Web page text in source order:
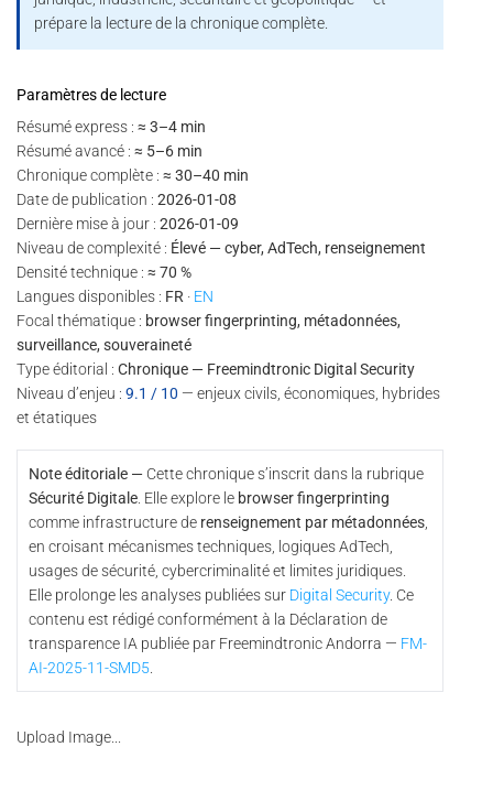
prépare la lecture de la chronique complète.
Paramètres de lecture
Résumé express : ≈ 3–4 min
Résumé avancé : ≈ 5–6 min
Chronique complète : ≈ 30–40 min
Date de publication : 2026-01-08
Dernière mise à jour : 2026-01-09
Niveau de complexité : Élevé — cyber, AdTech, renseignement
Densité technique : ≈ 70 %
Langues disponibles : FR · EN
Focal thématique : browser fingerprinting, métadonnées,
surveillance, souveraineté
Type éditorial : Chronique — Freemindtronic Digital Security
Niveau d’enjeu : 9.1 / 10 — enjeux civils, économiques, hybrides
et étatiques
Note éditoriale — Cette chronique s’inscrit dans la rubrique
Sécurité Digitale. Elle explore le browser fingerprinting
comme infrastructure de renseignement par métadonnées,
en croisant mécanismes techniques, logiques AdTech,
usages de sécurité, cybercriminalité et limites juridiques.
Elle prolonge les analyses publiées sur Digital Security. Ce
contenu est rédigé conformément à la Déclaration de
transparence IA publiée par Freemindtronic Andorra — FM-
AI-2025-11-SMD5
Upload Image...